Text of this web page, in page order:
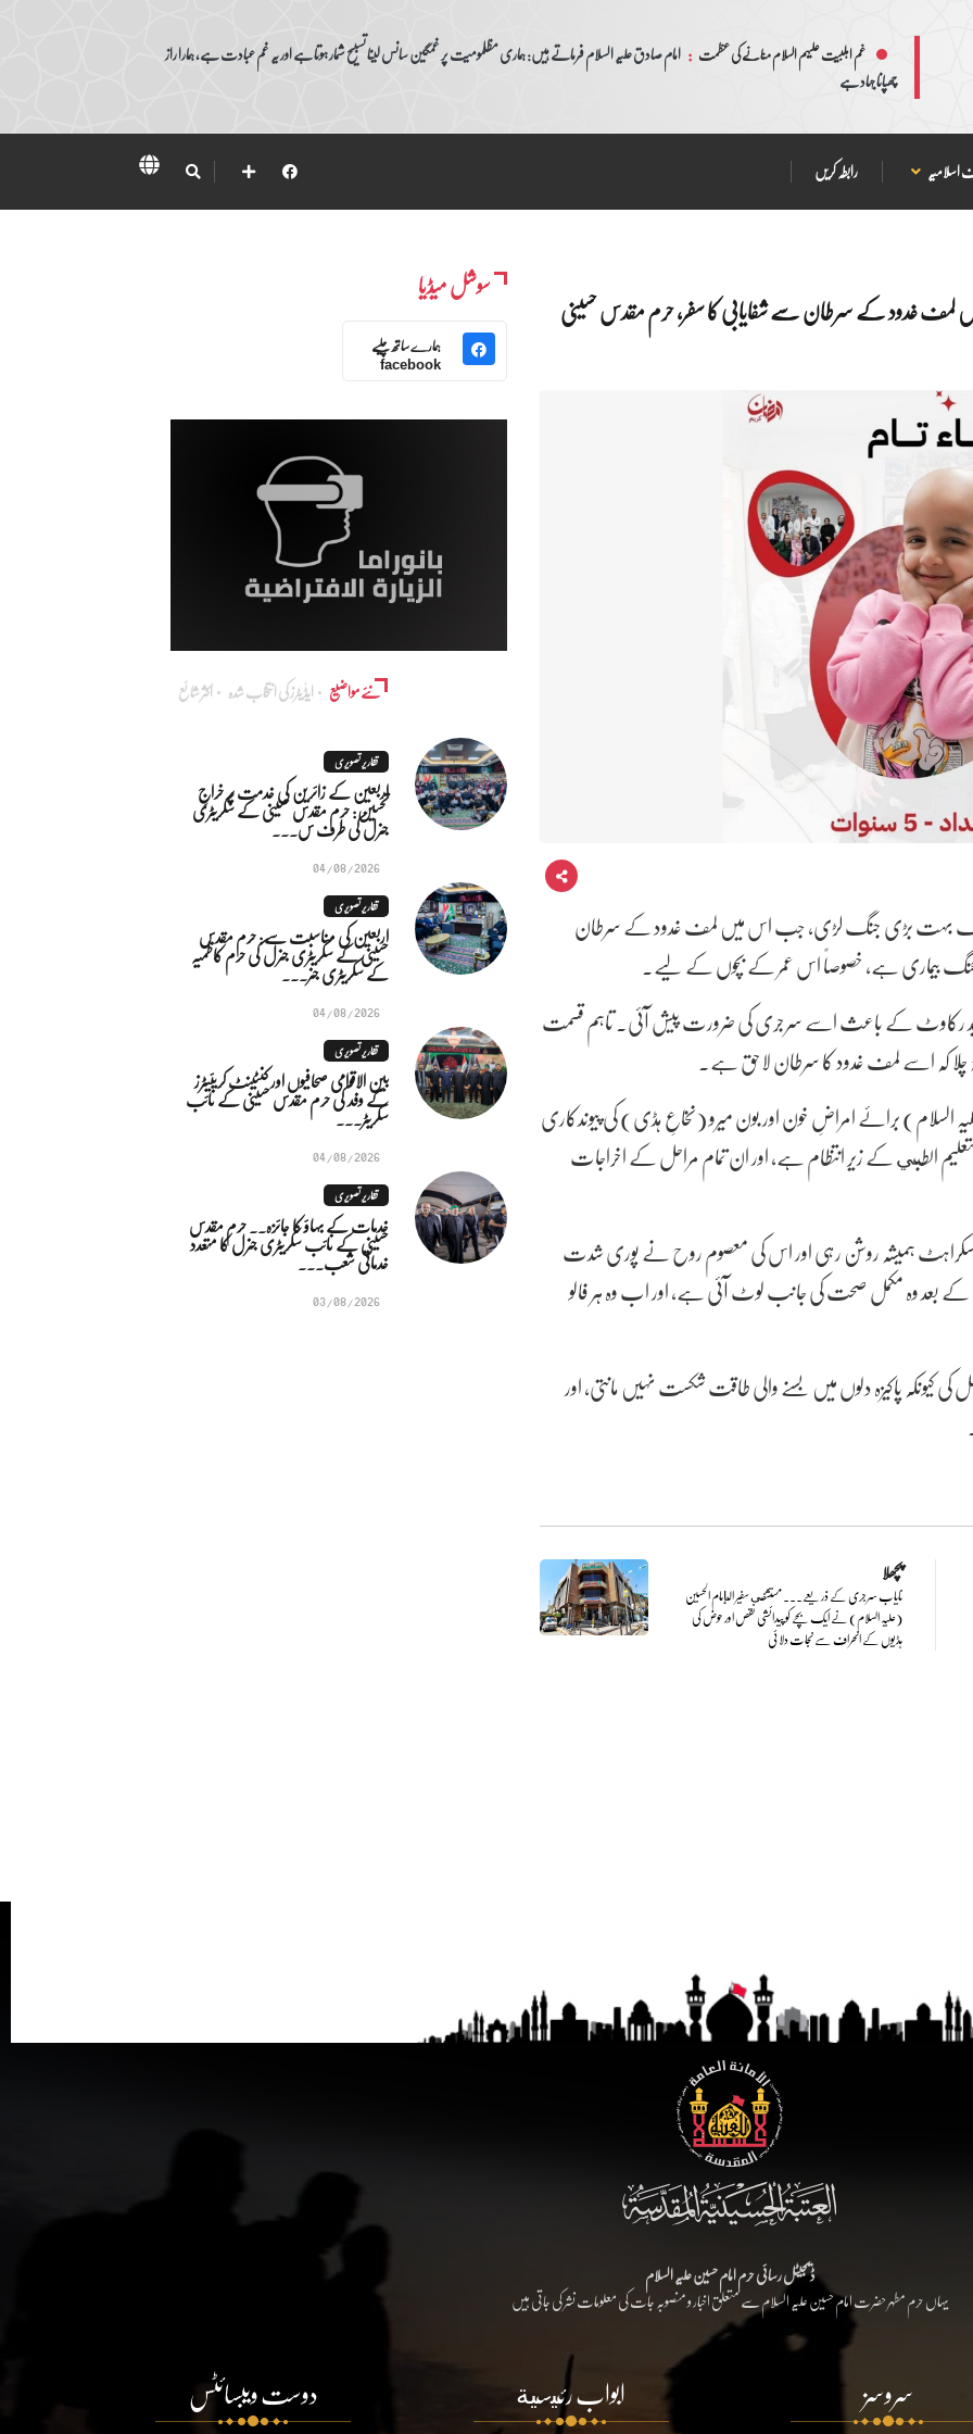
غم اہلبیت علیہم السلام منانے کی عظمت : امام صادق علیہ السلام فرماتے ہیں: ہماری مظلمومیت پر غمگین سانس لینا تسبیح شمار ہوتا ہے اور یہ غم عبادت ہے، ہمارا راز
چھپانا جہاد ہے
اسلامیہ رابطہ کریں
لمف غدود کے سرطان سے شفایابی کا سفر، حرم مقدس حسینی
ایک بہت بڑی جنگ لڑی، جب اس میں لمف غدود کے سرطان
بیماری ہے، خصوصاً اس عمر کے بچوں کے لیے۔
رکاوٹ کے باعث اسے سرجری کی ضرورت پیش آئی۔ تاہم قسمت
چلا کہ اسے لمف غدود کا سرطان لاحق ہے۔
برائے امراضِ خون اور بون میرو (نخاعِ ہڈی) کی پیوندکاری
الطبي کے زیر انتظام ہے، اور ان تمام مراحل کے اخراجات
مسکراہٹ ہمیشہ روشن رہی اور اس کی معصوم روح نے پوری شدت
بعد وہ مکمل صحت کی جانب لوٹ آئی ہے، اور اب وہ ہر فالو
پاکیزہ دلوں میں بسنے والی طاقت شکست نہیں مانتی، اور
پچھلا
نایاب سرجری کے ذریعے... مستشفى سفیر الإمام الحسین
(علیہ السلام) نے ایک بچے کو پیدائشی نقص اور حوض کی
ہڈیوں کے انحراف سے نجات دلائی
سوشل میڈیا
ہمارے ساتھ چلیے
facebook
نئے مواضیع ایڈٰیٹرز کی انتخاب شدہ اکثر شائع
تقاریر تصویری
اربعین کے زائرین کی خدمت پر خراجِ
تحسین: حرم مقدس حسینی کے سکریٹری
جنرل کی طرف س...
04/08/2026
تقاریر تصویری
اربعین کی مناسبت سے: حرم مقدس
حسینی کے سکریٹری جنرل کی حرم کاظمیہ
کے سکریٹری جنر...
04/08/2026
تقاریر تصویری
بین الاقوامی صحافیوں اور کنٹینٹ کریئیٹرز
کے وفد کی حرم مقدس حسینی کے نائب
سکریٹر...
04/08/2026
تقاریر تصویری
خدمات کے بہاؤ کا جائزہ.. حرم مقدس
حسینی کے نائب سکریٹری جنرل کا متعدد
خدماتی شعب...
03/08/2026
ڈیجیٹل رسائی حرم امام حسین علیہ السلام
یہاں حرم مطہر حضرت امام حسین علیہ السلام سے متعلق اخبار و منصوبہ جات کی معلومات نشر کی جاتی ہیں
سروسز ابواب رئيسية دوست ویبسائٹس